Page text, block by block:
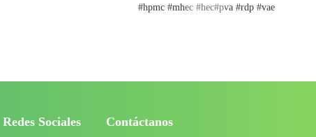
#hpmc #mhec #hec#pva #rdp #vae
Redes Sociales Contáctanos